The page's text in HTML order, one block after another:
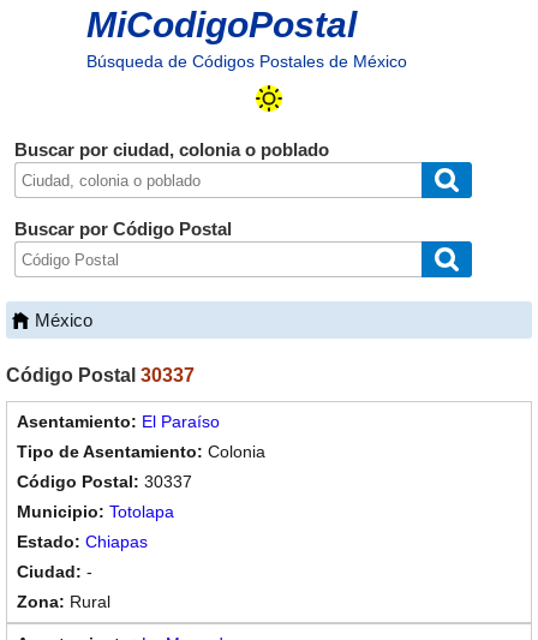
MiCodigoPostal
Búsqueda de Códigos Postales de México
Buscar por ciudad, colonia o poblado
Buscar por Código Postal
México
Código Postal 30337
El Paraíso
Colonia
30337
Totolapa
Chiapas
-
Rural